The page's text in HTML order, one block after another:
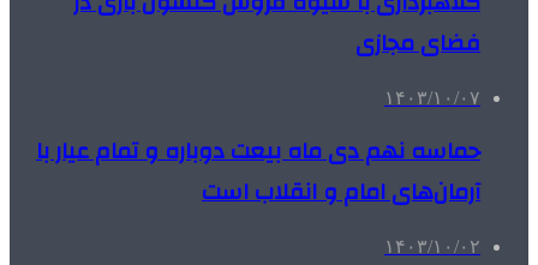
فضای مجازی
۱۴۰۳/۱۰/۰۷
حماسه نهم دی ماه بیعت دوباره و تمام عیار با
آرمان‌های امام و انقلاب است
۱۴۰۳/۱۰/۰۲